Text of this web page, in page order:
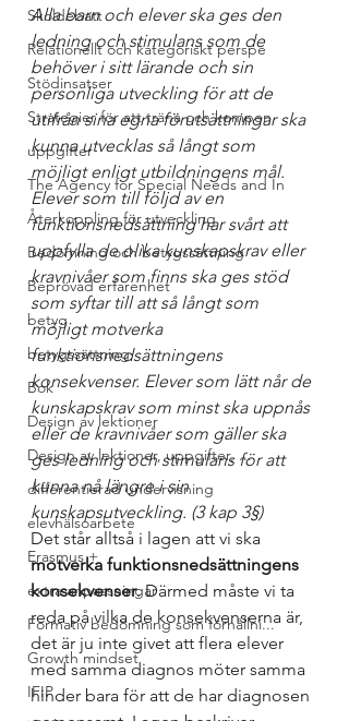
Skoldebatt
Relationellt och kategoriskt perspe
Stödinsatser
Strategier för att träna och kompen
uppgifter
The Agency for Special Needs and In
Återkoppling för utveckling
Bedömning och betygssättning
Beprövad erfarenhet
betyg
betygssättning
Bok
Design av lektioner
Design av lektioner, uppgifter, ...
differentierad undervisning
elevhälsoarbete
Erasmus +
extra anpassningar
Formativ bedömning som förhållni...
Growth mindset
IFIP
Alla barn och elever ska ges den
ledning och stimulans som de
behöver i sitt lärande och sin
personliga utveckling för att de
utifrån sina egna förutsättningar ska
kunna utvecklas så långt som
möjligt enligt utbildningens mål.
Elever som till följd av en
funktionsnedsättning har svårt att
uppfylla de olika kunskapskrav eller
kravnivåer som finns ska ges stöd
som syftar till att så långt som
möjligt motverka
funktionsnedsättningens
konsekvenser. Elever som lätt når de
kunskapskrav som minst ska uppnås
eller de kravnivåer som gäller ska
ges ledning och stimulans för att
kunna nå längre i sin
kunskapsutveckling. (3 kap 3§)
Det står alltså i lagen att vi ska
motverka funktionsnedsättningens
konsekvenser. Därmed måste vi ta
reda på vilka de konsekvenserna är,
det är ju inte givet att flera elever
med samma diagnos möter samma
hinder bara för att de har diagnosen